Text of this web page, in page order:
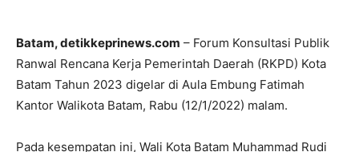
Batam, detikkeprinews.com – Forum Konsultasi Publik
Ranwal Rencana Kerja Pemerintah Daerah (RKPD) Kota
Batam Tahun 2023 digelar di Aula Embung Fatimah
Kantor Walikota Batam, Rabu (12/1/2022) malam.
Pada kesempatan ini, Wali Kota Batam Muhammad Rudi